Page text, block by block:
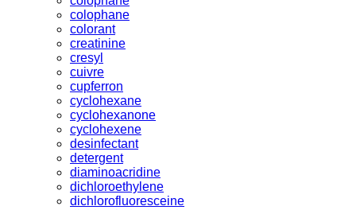
colophane
colorant
creatinine
cresyl
cuivre
cupferron
cyclohexane
cyclohexanone
cyclohexene
desinfectant
detergent
diaminoacridine
dichloroethylene
dichlorofluoresceine